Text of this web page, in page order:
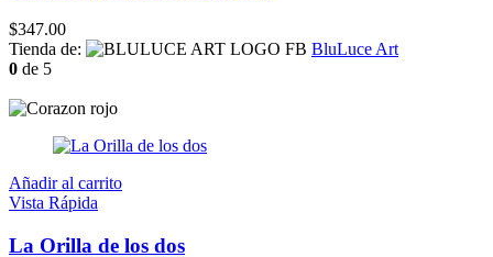
$347.00
Tienda de:
BluLuce Art
0 de 5
Añadir al carrito
Vista Rápida
La Orilla de los dos